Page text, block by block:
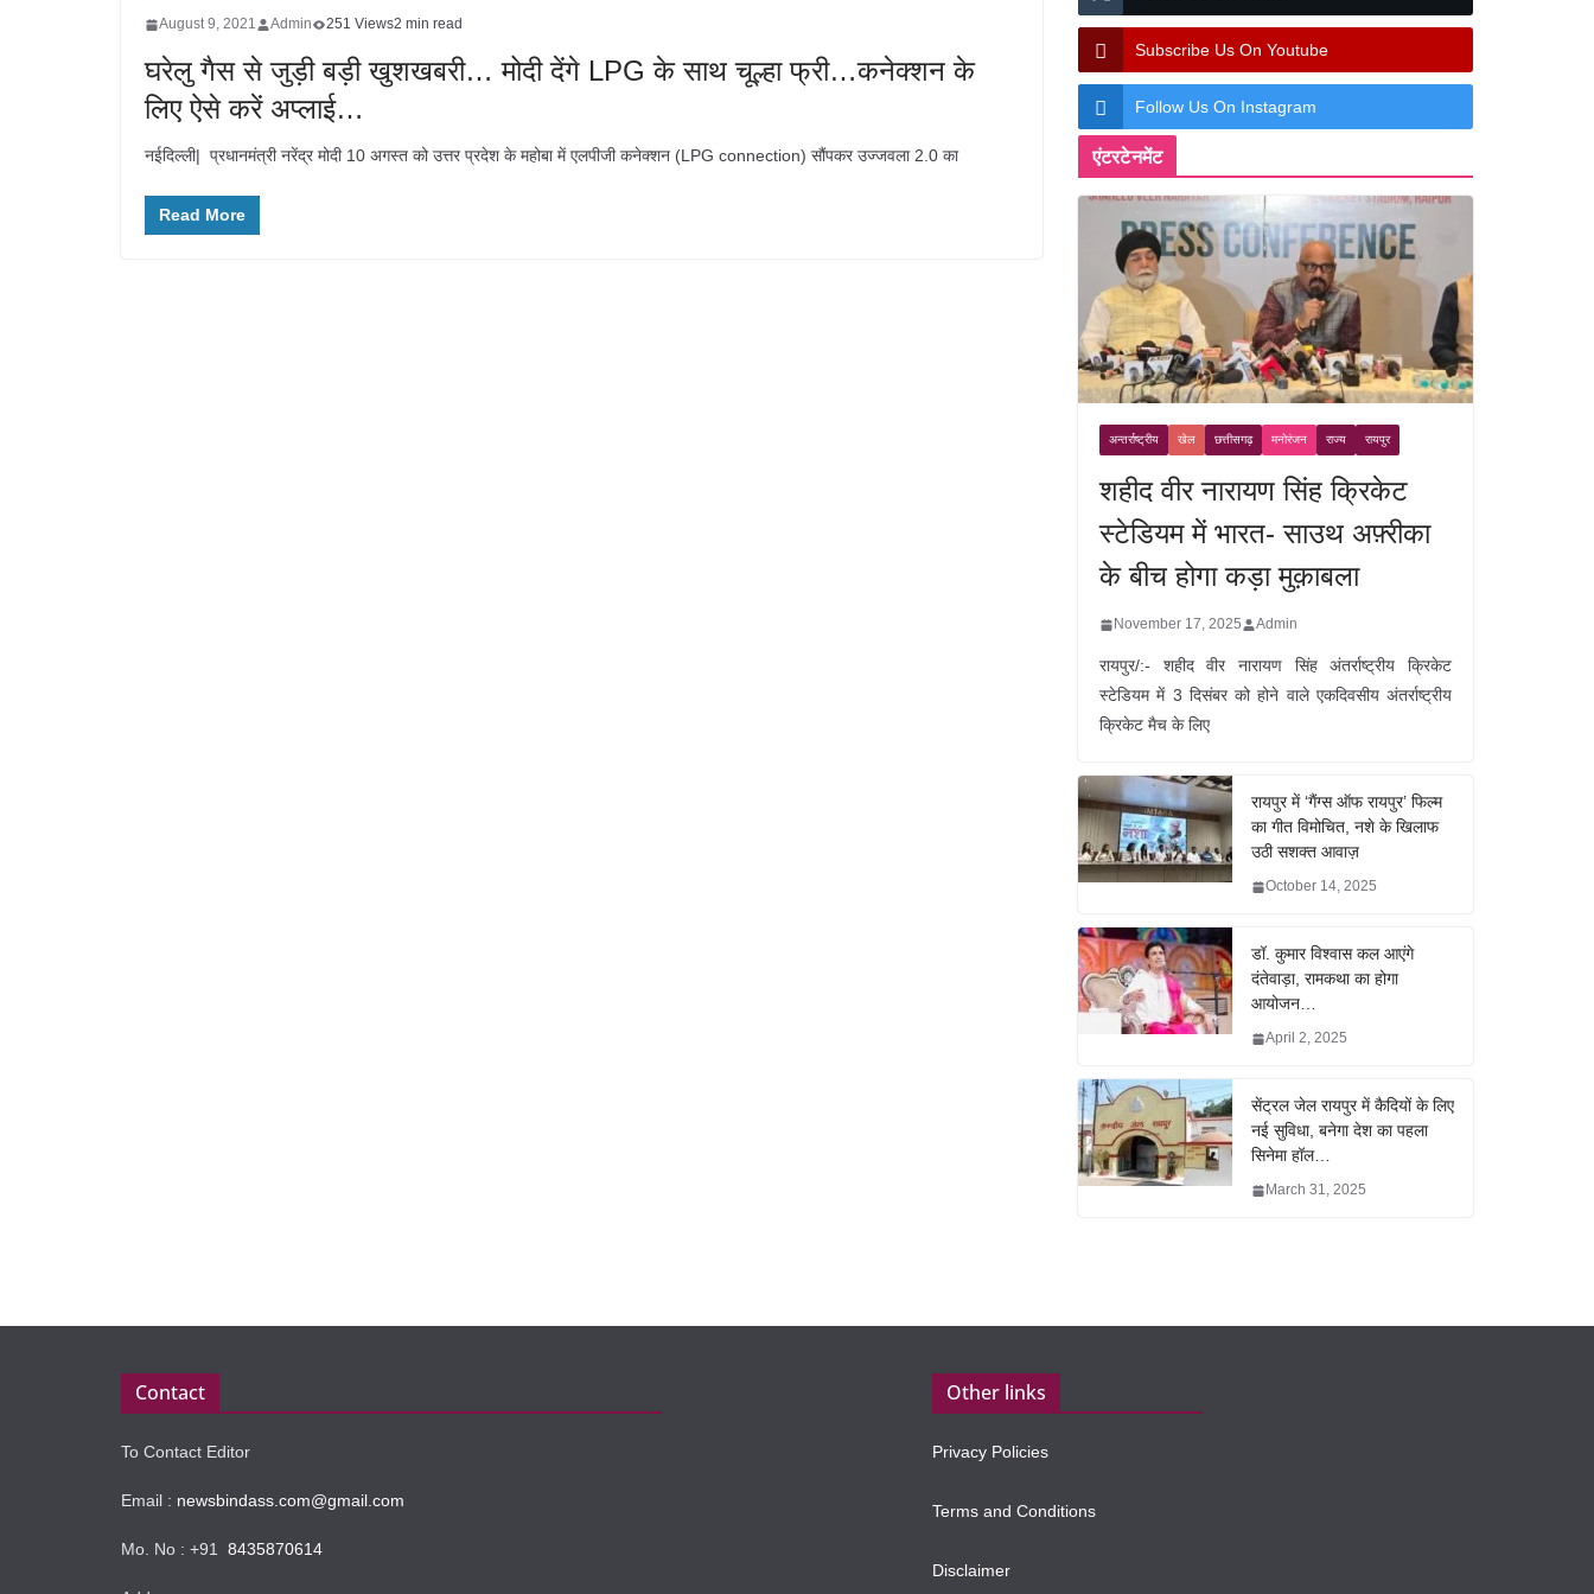
August 9, 2021 Admin 251 Views2 min read
घरेलु गैस से जुड़ी बड़ी खुशखबरी… मोदी देंगे LPG के साथ चूल्हा फ्री…कनेक्शन के
लिए ऐसे करें अप्लाई…
नईदिल्ली| प्रधानमंत्री नरेंद्र मोदी 10 अगस्त को उत्तर प्रदेश के महोबा में एलपीजी कनेक्शन (LPG connection) सौंपकर उज्‍जवला 2.0 का
Read More
Subscribe Us On Youtube
Follow Us On Instagram
एंटरटेनमेंट
अन्तर्राष्ट्रीय खेल छत्तीसगढ़ मनोरंजन राज्य रायपुर
शहीद वीर नारायण सिंह क्रिकेट
स्टेडियम में भारत- साउथ अफ़्रीका
के बीच होगा कड़ा मुक़ाबला
November 17, 2025 Admin
रायपुर/:- शहीद वीर नारायण सिंह अंतर्राष्ट्रीय क्रिकेट
स्टेडियम में 3 दिसंबर को होने वाले एकदिवसीय अंतर्राष्ट्रीय
क्रिकेट मैच के लिए
रायपुर में ‘गैंग्स ऑफ रायपुर’ फिल्म
का गीत विमोचित, नशे के खिलाफ
उठी सशक्त आवाज़
October 14, 2025
डॉ. कुमार विश्वास कल आएंगे
दंतेवाड़ा, रामकथा का होगा
आयोजन…
April 2, 2025
सेंट्रल जेल रायपुर में कैदियों के लिए
नई सुविधा, बनेगा देश का पहला
सिनेमा हॉल…
March 31, 2025
Contact
To Contact Editor
Email : newsbindass.com@gmail.com
Mo. No : +91 8435870614
Other links
Privacy Policies
Terms and Conditions
Disclaimer